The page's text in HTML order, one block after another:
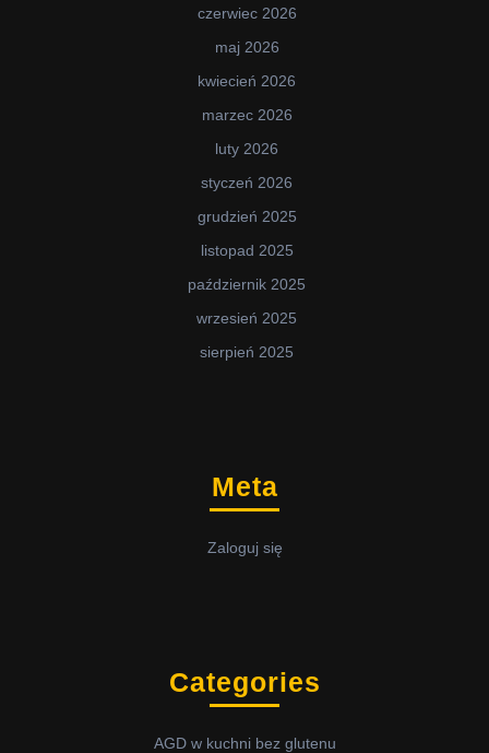
czerwiec 2026
maj 2026
kwiecień 2026
marzec 2026
luty 2026
styczeń 2026
grudzień 2025
listopad 2025
październik 2025
wrzesień 2025
sierpień 2025
Meta
Zaloguj się
Categories
AGD w kuchni bez glutenu